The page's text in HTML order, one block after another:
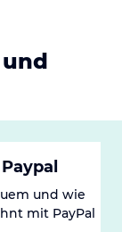
Paypal
und wie
mit PayPal